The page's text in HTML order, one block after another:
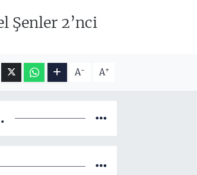
Şenler 2’nci
A- A+